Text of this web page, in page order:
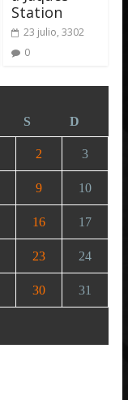
Station
23 julio, 3302
0
S D
2 3
9 10
16 17
23 24
30 31